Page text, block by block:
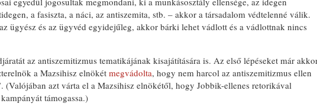
a fasiszta, a náci, az antiszemita, stb. – akkor a társadalom védtelenné válik.
ügyész és az ügyvéd egyidejűleg, akkor bárki lehet vádlott és a vádlottnak nincs
az antiszemitizmus tematikájának kisajátítására is. Az első lépéseket már
a Mazsihisz elnökét megvádolta, hogy nem harcol az antiszemitizmus ellen
(Valójában azt várta el a Mazsihisz elnökétől, hogy Jobbik-ellenes retorikával
támogassa.)